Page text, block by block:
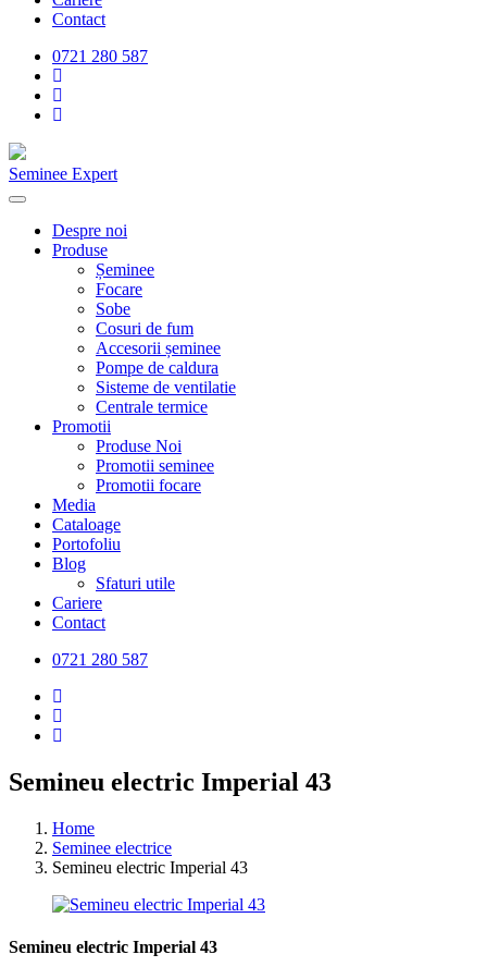
Contact
0721 280 587
Seminee Expert
Despre noi
Produse
Șeminee
Focare
Sobe
Cosuri de fum
Accesorii șeminee
Pompe de caldura
Sisteme de ventilatie
Centrale termice
Promotii
Produse Noi
Promotii seminee
Promotii focare
Media
Cataloage
Portofoliu
Blog
Sfaturi utile
Cariere
Contact
0721 280 587
Semineu electric Imperial 43
Home
Seminee electrice
Semineu electric Imperial 43
Semineu electric Imperial 43